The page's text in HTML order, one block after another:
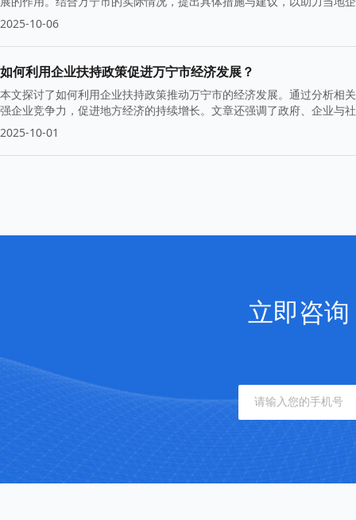
2025-10-06
如何利用企业扶持政策促进万宁市经济发展？
本文探讨了如何利用企业扶持政策推动万宁市的经济发展。通过分析相
强企业竞争力，促进地方经济的持续增长。文章还强调了政府、企业与
2025-10-01
立即咨